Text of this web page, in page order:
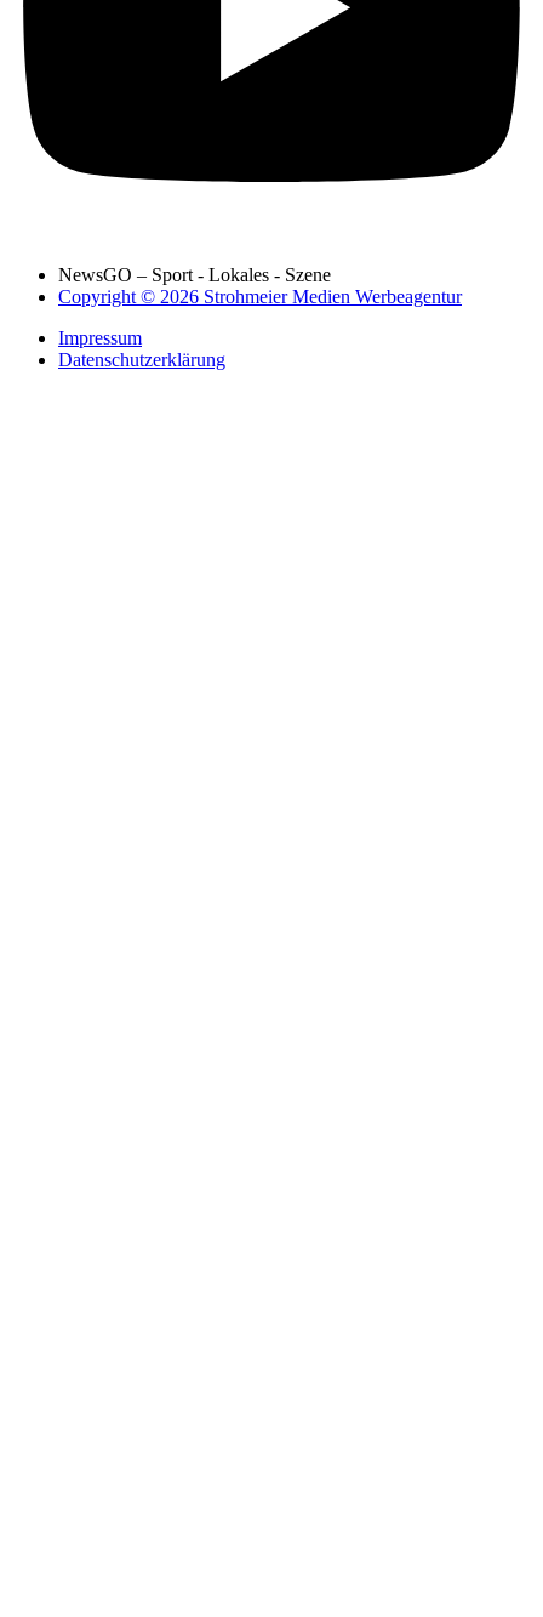
NewsGO – Sport - Lokales - Szene
Copyright © 2026 Strohmeier Medien Werbeagentur
Impressum
Datenschutzerklärung